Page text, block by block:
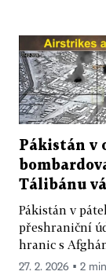
Pákistán v
Tálibánu
Pákistán v
přeshraniční
hranic s
27. 2. 2026 ▪ 2